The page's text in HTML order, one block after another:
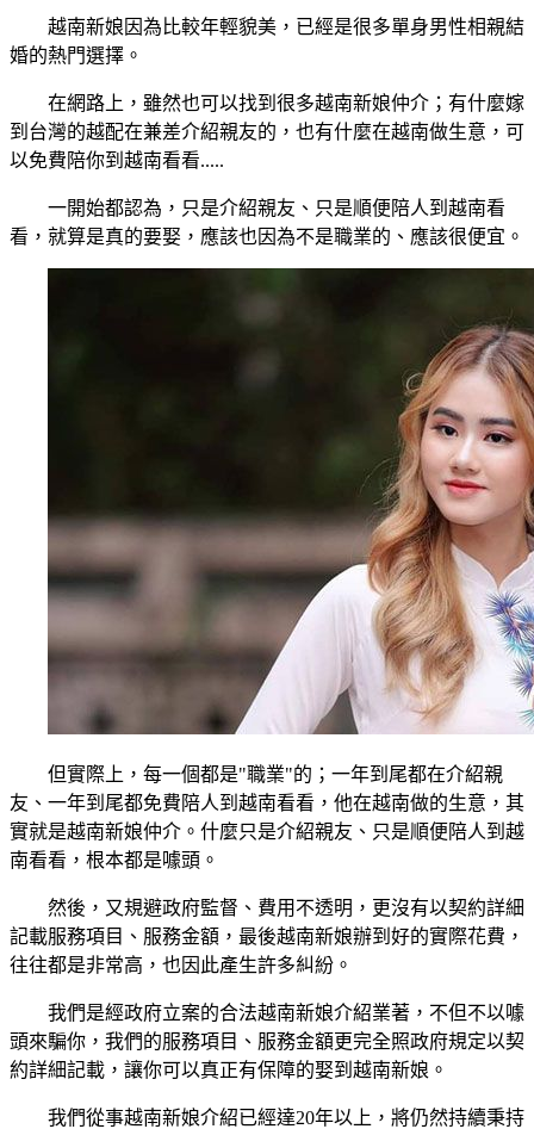
越南新娘因為比較年輕貌美，已經是很多單身男性相親結
婚的熱門選擇。
在網路上，雖然也可以找到很多越南新娘仲介；有什麼嫁
到台灣的越配在兼差介紹親友的，也有什麼在越南做生意，可
以免費陪你到越南看看.....
一開始都認為，只是介紹親友、只是順便陪人到越南看
看，就算是真的要娶，應該也因為不是職業的、應該很便宜。
但實際上，每一個都是"職業"的；一年到尾都在介紹親
友、一年到尾都免費陪人到越南看看，他在越南做的生意，其
實就是越南新娘仲介。什麼只是介紹親友、只是順便陪人到越
南看看，根本都是噱頭。
然後，又規避政府監督、費用不透明，更沒有以契約詳細
記載服務項目、服務金額，最後越南新娘辦到好的實際花費，
往往都是非常高，也因此產生許多糾紛。
我們是經政府立案的合法越南新娘介紹業著，不但不以噱
頭來騙你，我們的服務項目、服務金額更完全照政府規定以契
約詳細記載，讓你可以真正有保障的娶到越南新娘。
我們從事越南新娘介紹已經達20年以上，將仍然持續秉持